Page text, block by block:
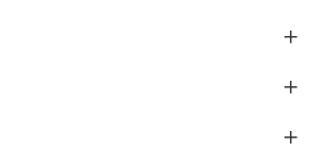
沟
设
沟